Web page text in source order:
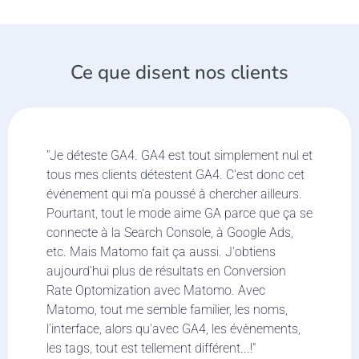
Ce que disent nos clients
"Je déteste GA4. GA4 est tout simplement nul et
tous mes clients détestent GA4. C'est donc cet
événement qui m'a poussé à chercher ailleurs.
Pourtant, tout le mode aime GA parce que ça se
connecte à la Search Console, à Google Ads,
etc. Mais Matomo fait ça aussi. J'obtiens
aujourd'hui plus de résultats en Conversion
Rate Optomization avec Matomo. Avec
Matomo, tout me semble familier, les noms,
l'interface, alors qu'avec GA4, les évènements,
les tags, tout est tellement différent...!"